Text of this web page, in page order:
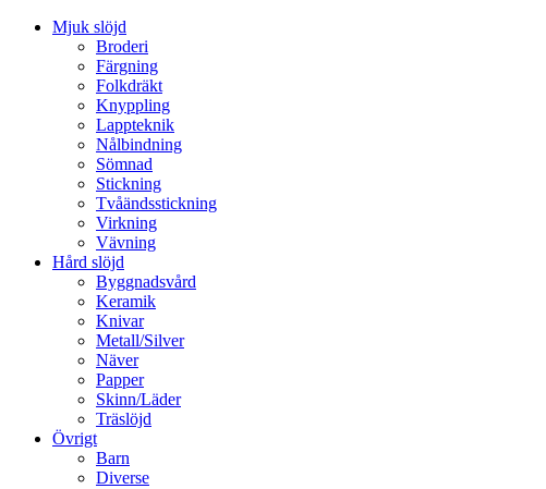
Mjuk slöjd
Broderi
Färgning
Folkdräkt
Knyppling
Lappteknik
Nålbindning
Sömnad
Stickning
Tvåändsstickning
Virkning
Vävning
Hård slöjd
Byggnadsvård
Keramik
Knivar
Metall/Silver
Näver
Papper
Skinn/Läder
Träslöjd
Övrigt
Barn
Diverse